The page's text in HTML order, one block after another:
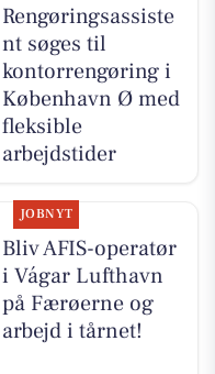
Rengøringsassiste
nt søges til
kontorrengøring i
København Ø med
fleksible
arbejdstider
JOBNYT
Bliv AFIS-operatør
i Vágar Lufthavn
på Færøerne og
arbejd i tårnet!